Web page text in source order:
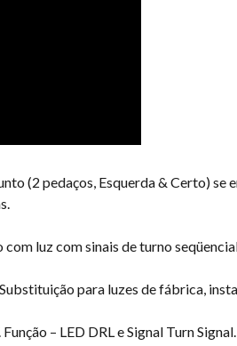
(2 pedaços, Esquerda & Certo) se
luz com sinais de turno
para luzes de fábrica,
– LED DRL e Signal Turn Signal.